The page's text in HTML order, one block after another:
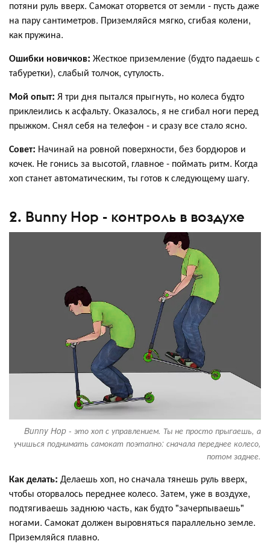
потяни руль вверх. Самокат оторвется от земли - пусть даже
на пару сантиметров. Приземляйся мягко, сгибая колени,
как пружина.
Ошибки новичков: Жесткое приземление (будто падаешь с
табуретки), слабый толчок, сутулость.
Мой опыт: Я три дня пытался прыгнуть, но колеса будто
приклеились к асфальту. Оказалось, я не сгибал ноги перед
прыжком. Снял себя на телефон - и сразу все стало ясно.
Совет: Начинай на ровной поверхности, без бордюров и
кочек. Не гонись за высотой, главное - поймать ритм. Когда
хоп станет автоматическим, ты готов к следующему шагу.
2. Bunny Hop - контроль в воздухе
Bunny Hop - это хоп с управлением. Ты не просто прыгаешь, а
учишься поднимать самокат поэтапно: сначала переднее колесо,
потом заднее.
Как делать: Делаешь хоп, но сначала тянешь руль вверх,
чтобы оторвалось переднее колесо. Затем, уже в воздухе,
подтягиваешь заднюю часть, как будто "зачерпываешь"
ногами. Самокат должен выровняться параллельно земле.
Приземляйся плавно.